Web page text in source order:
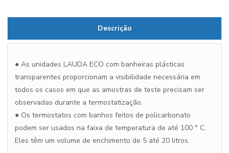
Descrição
● As unidades LAUDA ECO com banheiras plásticas
transparentes proporcionam a visibilidade necessária em
todos os casos em que as amostras de teste precisam ser
observadas durante a termostatização.
● Os termostatos com banhos feitos de policarbonato
podem ser usados na faixa de temperatura de até 100 ° C.
Eles têm um volume de enchimento de 5 até 20 litros.